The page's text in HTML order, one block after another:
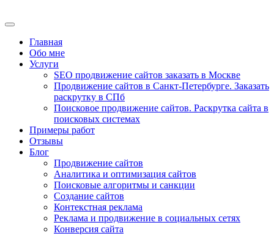
Главная
Обо мне
Услуги
SEO продвижение сайтов заказать в Москве
Продвижение сайтов в Санкт-Петербурге. Заказать
раскрутку в СПб
Поисковое продвижение сайтов. Раскрутка сайта в
поисковых системах
Примеры работ
Отзывы
Блог
Продвижение сайтов
Аналитика и оптимизация сайтов
Поисковые алгоритмы и санкции
Создание сайтов
Контекстная реклама
Реклама и продвижение в социальных сетях
Конверсия сайта